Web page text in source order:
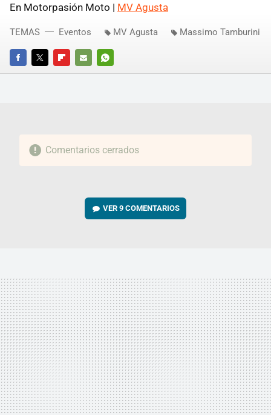
En Motorpasión Moto | MV Agusta
FACEBOOKTWITTERFLIPBOARD
E-
WHATSAPP
TEMAS Eventos MV Agusta Massimo Tamburini
Comentarios cerrados
VER9 COMENTARIOS